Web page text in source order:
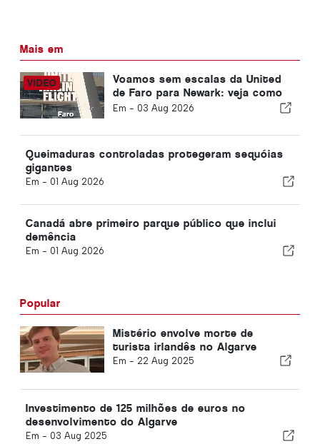
Mais em
Voamos sem escalas da United
de Faro para Newark: veja como
é realmente a economia
Em - 03 Aug 2026
Queimaduras controladas protegeram sequóias
gigantes
Em - 01 Aug 2026
Canadá abre primeiro parque público que inclui
demência
Em - 01 Aug 2026
Popular
Mistério envolve morte de
turista irlandês no Algarve
Em - 22 Aug 2025
Investimento de 125 milhões de euros no
desenvolvimento do Algarve
Em - 03 Aug 2025